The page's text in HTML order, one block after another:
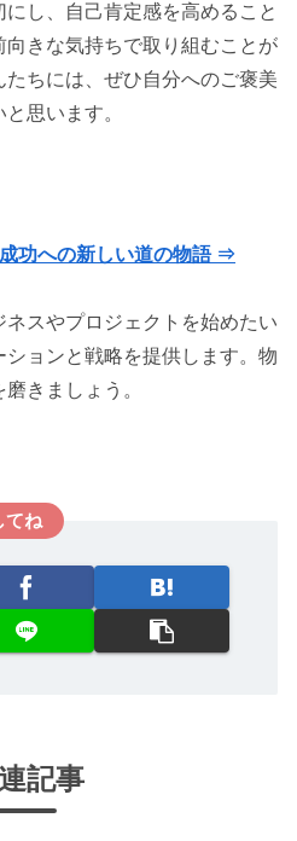
し、自己肯定感を高めること
きな気持ちで取り組むことが
ちには、ぜひ自分へのご褒美
思います。
功への新しい道の物語 ⇒
スやプロジェクトを始めたい
ョンと戦略を提供します。物
きましょう。
てね
記事